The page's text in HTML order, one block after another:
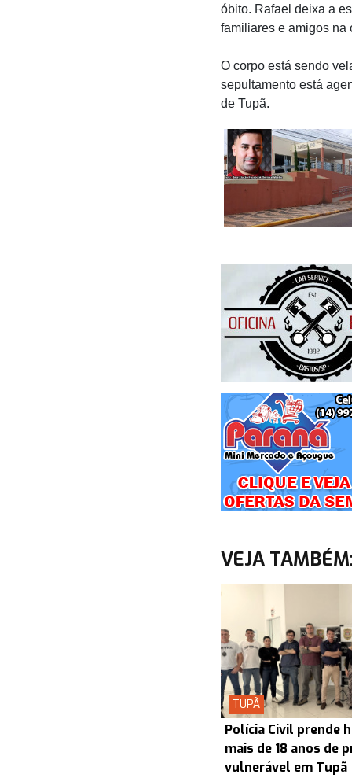
óbito. Rafael deixa a
familiares e amigos na
O corpo está sendo
sepultamento está
de Tupã.
VEJA
TUPÃ
Polícia Civil prende
mais de 18 anos de
vulnerável em Tupã